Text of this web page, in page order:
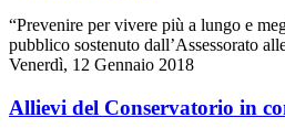
“Prevenire per vivere più a lungo e
pubblico sostenuto dall’Assessorato
Venerdì, 12 Gennaio 2018
Allievi del Conservatorio in